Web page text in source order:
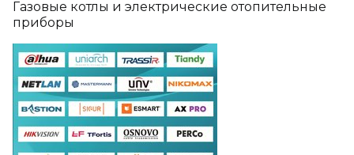
Газовые котлы и электрические отопительные
приборы